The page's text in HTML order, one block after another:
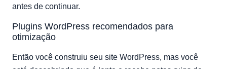
antes de continuar.
Plugins WordPress recomendados para
otimização
Então você construiu seu site WordPress, mas você